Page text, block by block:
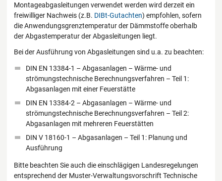
Montageabgasleitungen verwendet werden wird derzeit ein
freiwilliger Nachweis (z.B. DIBt-Gutachten) empfohlen, sofern
die Anwendungsgrenztemperatur der Dämmstoffe oberhalb
der Abgastemperatur der Abgasleitungen liegt.
Bei der Ausführung von Abgasleitungen sind u.a. zu beachten:
DIN EN 13384-1 – Abgasanlagen – Wärme- und
strömungstechnische Berechnungsverfahren – Teil 1:
Abgasanlagen mit einer Feuerstätte
DIN EN 13384-2 – Abgasanlagen – Wärme- und
strömungstechnische Berechnungsverfahren – Teil 2:
Abgasanlagen mit mehreren Feuerstätten
DIN V 18160-1 – Abgasanlagen – Teil 1: Planung und
Ausführung
Bitte beachten Sie auch die einschlägigen Landesregelungen
entsprechend der Muster-Verwaltungsvorschrift Technische